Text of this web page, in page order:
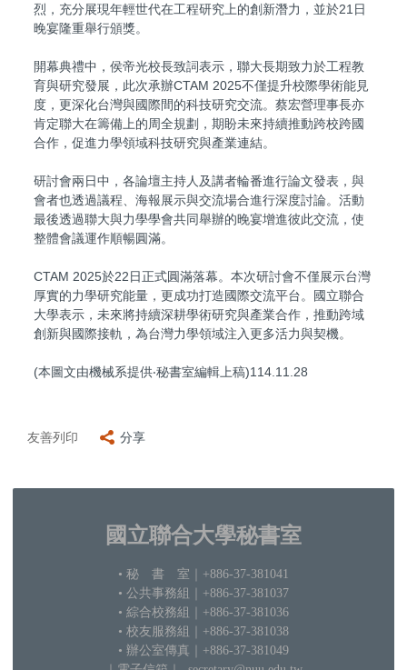
烈，充分展現年輕世代在工程研究上的創新潛力，並於21日
晚宴隆重舉行頒獎。
開幕典禮中，侯帝光校長致詞表示，聯大長期致力於工程教
育與研究發展，此次承辦CTAM 2025不僅提升校際學術能見
度，更深化台灣與國際間的科技研究交流。蔡宏營理事長亦
肯定聯大在籌備上的周全規劃，期盼未來持續推動跨校跨國
合作，促進力學領域科技研究與產業連結。
研討會兩日中，各論壇主持人及講者輪番進行論文發表，與
會者也透過議程、海報展示與交流場合進行深度討論。活動
最後透過聯大與力學學會共同舉辦的晚宴增進彼此交流，使
整體會議運作順暢圓滿。
CTAM 2025於22日正式圓滿落幕。本次研討會不僅展示台灣
厚實的力學研究能量，更成功打造國際交流平台。國立聯合
大學表示，未來將持續深耕學術研究與產業合作，推動跨域
創新與國際接軌，為台灣力學領域注入更多活力與契機。
(本圖文由機械系提供‧秘書室編輯上稿)114.11.28
友善列印 分享
國立聯合大學秘書室
• 秘 書 室 ｜+886-37-381041
• 公共事務組｜+886-37-381037
• 綜合校務組｜+886-37-381036
• 校友服務組｜+886-37-381038
• 辦公室傳真｜+886-37-381049